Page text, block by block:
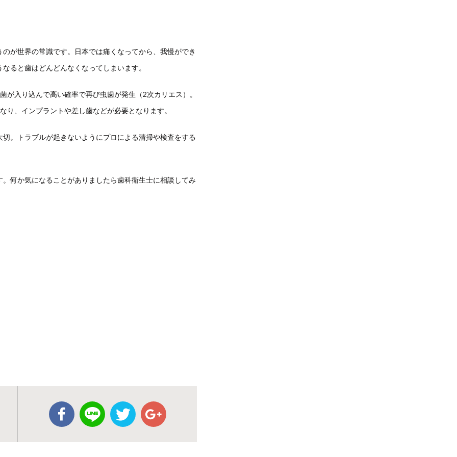
が世界の常識です。日本では痛くなってから、我慢ができ
ると歯はどんどんなくなってしまいます。
入り込んで高い確率で再び虫歯が発生（2次カリエス）。
、インプラントや差し歯などが必要となります。
。トラブルが起きないようにプロによる清掃や検査をする
何か気になることがありましたら歯科衛生士に相談してみ